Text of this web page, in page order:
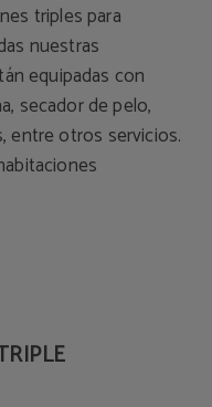
triples para
nuestras
equipadas con
secador de pelo,
entre otros servicios.